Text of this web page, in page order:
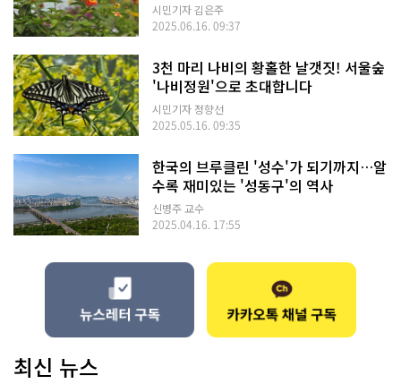
시민기자 김은주
2025.06.16. 09:37
3천 마리 나비의 황홀한 날갯짓! 서울숲
'나비정원'으로 초대합니다
시민기자 정향선
2025.05.16. 09:35
한국의 브루클린 '성수'가 되기까지…알
수록 재미있는 '성동구'의 역사
신병주 교수
2025.04.16. 17:55
최신 뉴스